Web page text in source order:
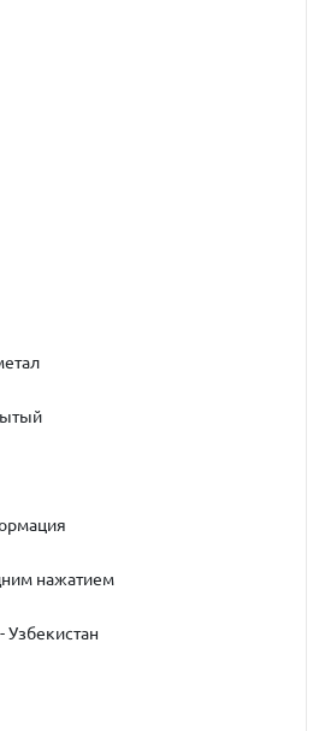
нажатием
Узбекистан